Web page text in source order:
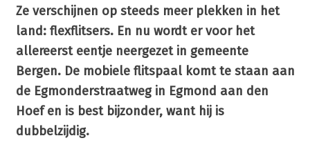
Ze verschijnen op steeds meer plekken in het
land: flexflitsers. En nu wordt er voor het
allereerst eentje neergezet in gemeente
Bergen. De mobiele flitspaal komt te staan aan
de Egmonderstraatweg in Egmond aan den
Hoef en is best bijzonder, want hij is
dubbelzijdig.